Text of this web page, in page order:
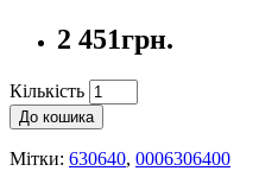
2 451грн.
Кількість
До кошика
Мітки: 630640, 0006306400